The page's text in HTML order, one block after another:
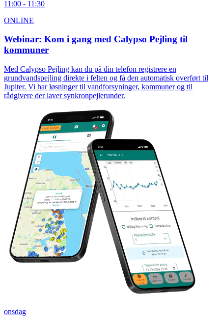
11:00 - 11:30
ONLINE
Webinar: Kom i gang med Calypso Pejling til
kommuner
Med Calypso Pejling kan du på din telefon registrere en
grundvandspejling direkte i felten og få den automatisk overført til
Jupiter. Vi har løsninger til vandforsyninger, kommuner og til
rådgivere der laver synkronpejlerunder.
onsdag